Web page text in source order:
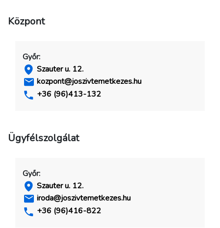
Központ
Győr:
Szauter u. 12.
kozpont@joszivtemetkezes.hu
+36 (96)413-132
Ügyfélszolgálat
Győr:
Szauter u. 12.
iroda@joszivtemetkezes.hu
+36 (96)416-822
Az oldal működéséhez szükséges sütik használata
Kényelmi sütik használata